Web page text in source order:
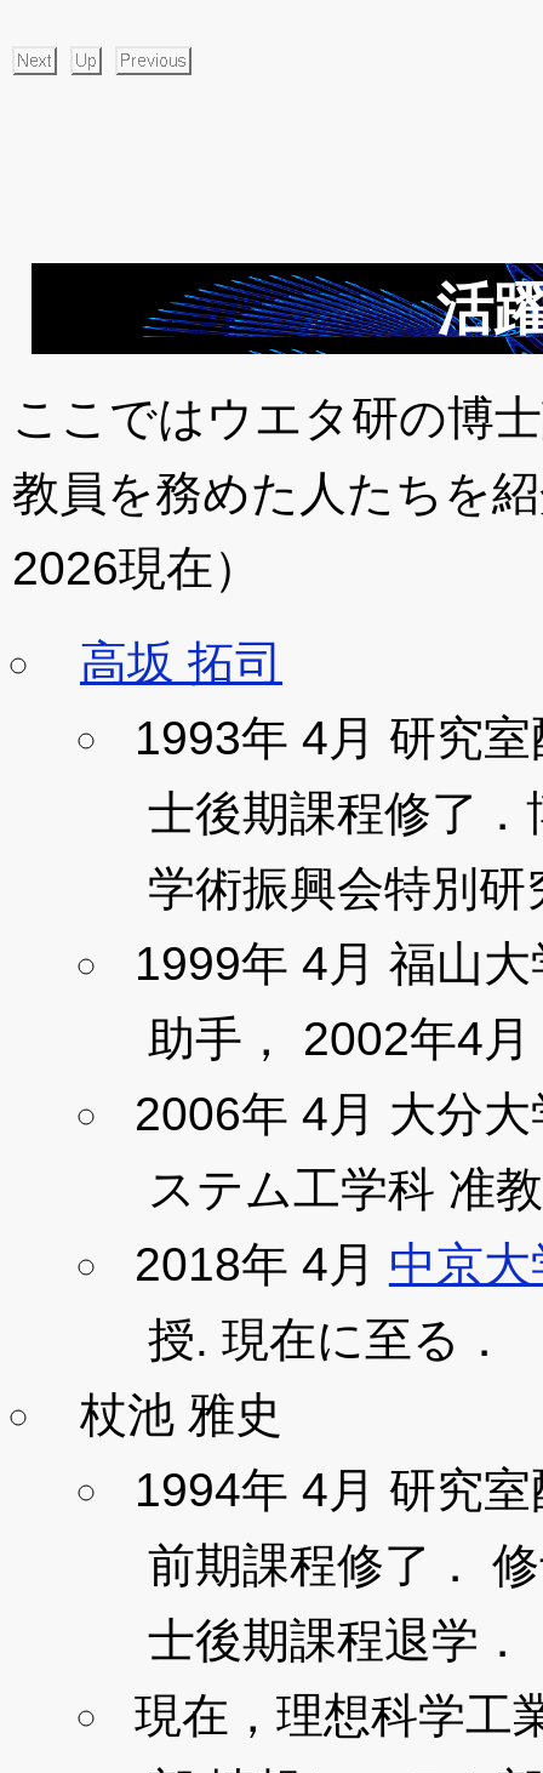
活
ここではウエタ研の博
教員を務めた人たちを
2026現在）
高坂 拓司
1993年 4月 研究
士後期課程修了
学術振興会特別
1999年 4月 福山
助手， 2002年4月
2006年 4月 大分
ステム工学科 准
2018年 4月 中京大
授. 現在に至る．
杖池 雅史
1994年 4月 研究
前期課程修了．
士後期課程退学．
現在，理想科学工